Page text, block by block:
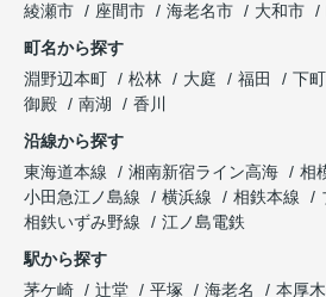
綾瀬市
座間市 海老名市 大和市
町名から探す
淵野辺本町
松林 大庭 福田 下
御殿
南湖
香川
沿線から探す
東海道本線
湘南新宿ライン高海 相
小田急江ノ島線
横浜線 相鉄本線
相鉄いずみ野線
江ノ島電鉄
駅から探す
茅ケ崎
辻堂 平塚 海老名 本厚木